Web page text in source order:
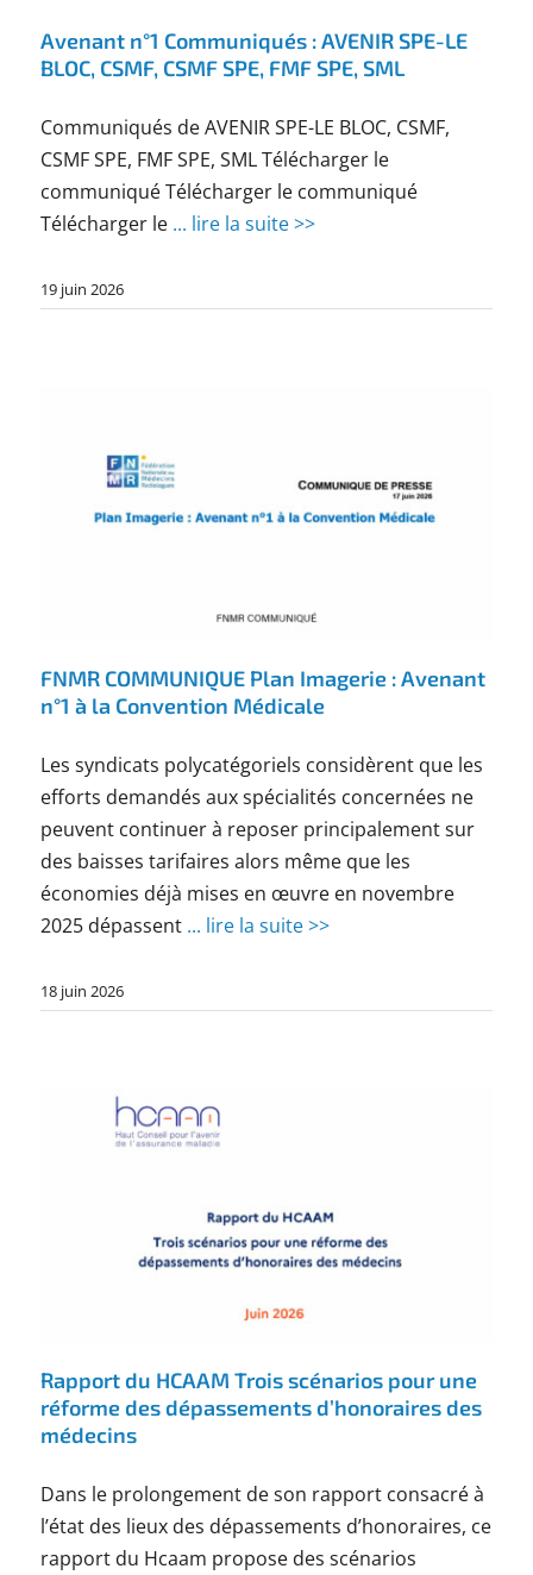
Avenant n°1 Communiqués : AVENIR SPE-LE
BLOC, CSMF, CSMF SPE, FMF SPE, SML
Communiqués de AVENIR SPE-LE BLOC, CSMF,
CSMF SPE, FMF SPE, SML Télécharger le
communiqué Télécharger le communiqué
Télécharger le... lire la suite >>
19 juin 2026
FNMR COMMUNIQUE Plan Imagerie : Avenant
n°1 à la Convention Médicale
Les syndicats polycatégoriels considèrent que les
efforts demandés aux spécialités concernées ne
peuvent continuer à reposer principalement sur
des baisses tarifaires alors même que les
économies déjà mises en œuvre en novembre
2025 dépassent... lire la suite >>
18 juin 2026
Rapport du HCAAM Trois scénarios pour une
réforme des dépassements d’honoraires des
médecins
Dans le prolongement de son rapport consacré à
l’état des lieux des dépassements d’honoraires, ce
rapport du Hcaam propose des scénarios